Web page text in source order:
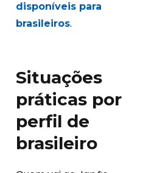
disponíveis para
brasileiros.
Situações
práticas por
perfil de
brasileiro